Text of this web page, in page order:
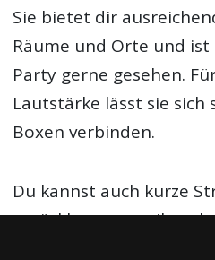
Sie bietet dir
Räume und Orte und
Party gerne gesehen.
Lautstärke lässt sie
Boxen verbinden.
Du kannst auch kurze
zurücklegen, was ihr